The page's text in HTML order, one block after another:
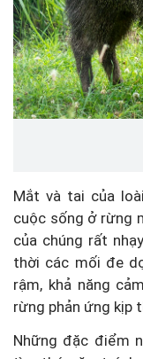
Mắt và tai của
cuộc sống ở rừng
của chúng rất
thời các mối đe
rậm, khả năng
rừng phản ứng kịp
Những đặc điểm